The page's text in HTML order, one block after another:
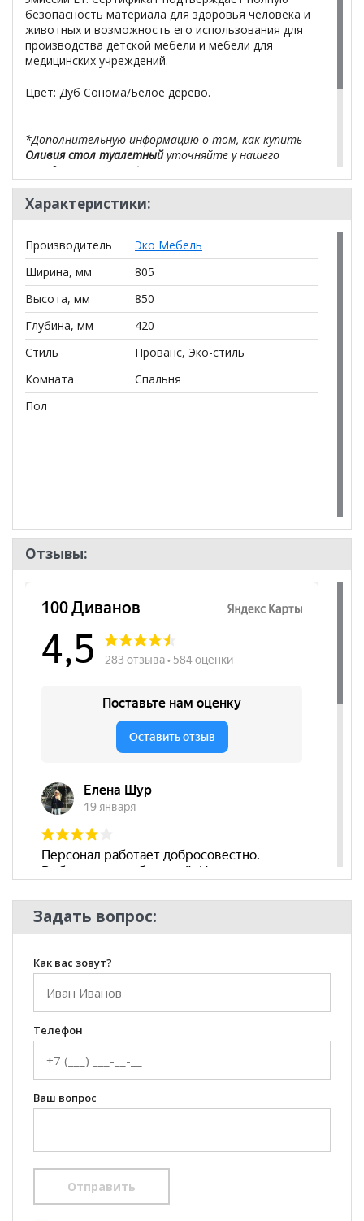
безопасность материала для здоровья человека и
животных и возможность его использования для
производства детской мебели и мебели для
медицинских учреждений.
Цвет: Дуб Сонома/Белое дерево.
*Дополнительную информацию о том, как купить
Оливия стол туалетныйуточняйте у нашего
менеджера по телефону
**Цены на официальном сайте
действительны только для интернет-магазинаи
могут отличаться от цен в розничных магазинах-
салонах сети!
Характеристики:
Производитель
Эко Мебель
Ширина, мм
805
Высота, мм
850
Глубина, мм
420
Стиль
Прованс, Эко-стиль
Комната
Спальня
Пол
Отзывы:
Задать вопрос:
Как вас зовут?
Телефон
Ваш вопрос
Отправить